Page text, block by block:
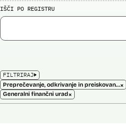
IŠČI PO REGISTRU
FILTRIRAJ
Preprečevanje, odkrivanje in preiskovanje kaznivih dejanj×
Generalni finančni urad×